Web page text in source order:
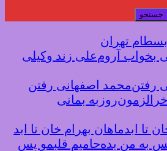
جستجو
بسطام تهران
علی زند وکیلی
محمد اصفهانی رفتن
روزبه بمانی
ماهان بهرام خان تا ابد
حامیم قلبمو پس